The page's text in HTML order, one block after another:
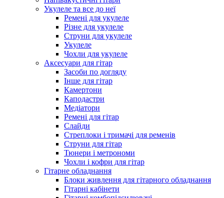
Укулеле та все до неї
Ремені для укулеле
Різне для укулеле
Струни для укулеле
Укулеле
Чохли для укулеле
Аксесуари для гітар
Засоби по догляду
Інше для гітар
Камертони
Каподастри
Медіатори
Ремені для гітар
Слайди
Стреплоки і тримачі для ременів
Струни для гітар
Тюнери і метрономи
Чохли і кофри для гітар
Гітарне обладнання
Блоки живлення для гітарного обладнання
Гітарні кабінети